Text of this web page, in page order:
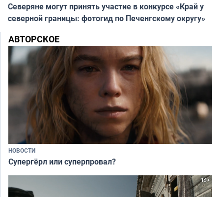
Северяне могут принять участие в конкурсе «Край у
северной границы: фотогид по Печенгскому округу»
АВТОРСКОЕ
НОВОСТИ
Супергёрл или суперпровал?